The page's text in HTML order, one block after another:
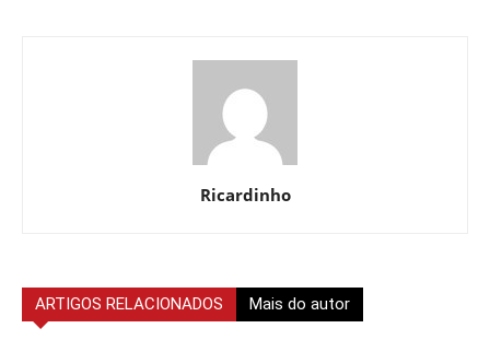
Ricardinho
ARTIGOS RELACIONADOS Mais do autor